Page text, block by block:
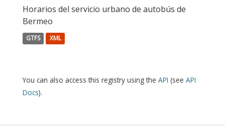
Horarios del servicio urbano de autobús de
Bermeo
GTFS XML
You can also access this registry using the API (see API
Docs).